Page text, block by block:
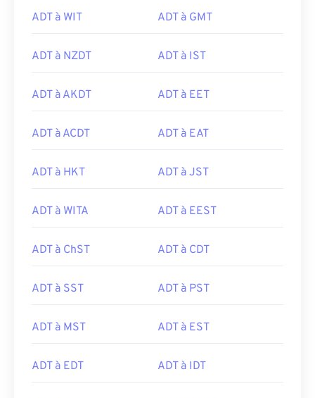
ADT à WIT ADT à GMT
ADT à NZDT ADT à IST
ADT à AKDT ADT à EET
ADT à ACDT ADT à EAT
ADT à HKT ADT à JST
ADT à WITA ADT à EEST
ADT à ChST ADT à CDT
ADT à SST ADT à PST
ADT à MST ADT à EST
ADT à EDT ADT à IDT